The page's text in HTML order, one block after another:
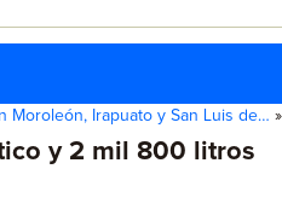
Moroleón, Irapuato y San Luis de… »
y 2 mil 800 litros